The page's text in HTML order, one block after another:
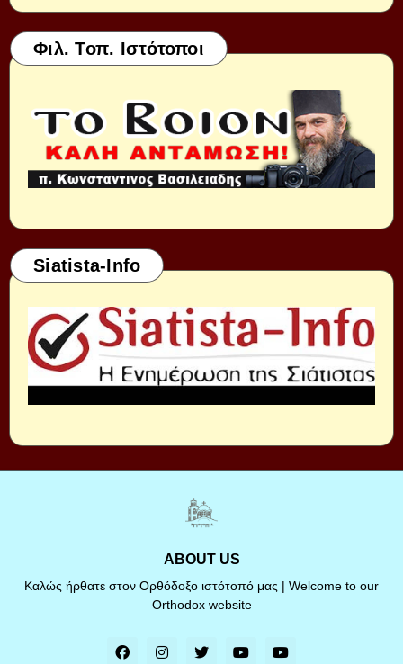
Φιλ. Τοπ. Ιστότοποι
Siatista-Info
ABOUT US
Καλώς ήρθατε στον Ορθόδοξο ιστότοπό μας | Welcome to our
Orthodox website